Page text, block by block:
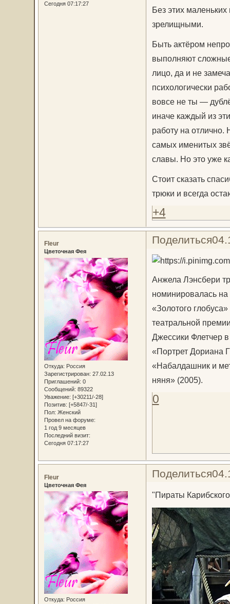
Сегодня 07:17:27
Без этих
зрелищными.
Быть актёром
выполняют
лицо, да и не
психологически
вовсе не ты —
иначе каждый из
работу на
самых именитых
славы. Но это уже
Стоит сказать
трюки и всегда
+4
Поделиться
Fleur
Цветочная Фея
Откуда: Россия
Зарегистрирован: 27.02.13
Приглашений: 0
Сообщений: 89322
Уважение: [+30211/-28]
Позитив: [+5847/-31]
Пол: Женский
Провел на форуме:
1 год 9 месяцев
Последний визит:
Сегодня 07:17:27
Анжела Лэнсбери
номинировалась
«Золотого
театральной
Джессики Флетчер
«Портрет Дориана
«Набалдашник и
няня» (2005).
0
Поделиться
Fleur
Цветочная Фея
Откуда: Россия
"Пираты